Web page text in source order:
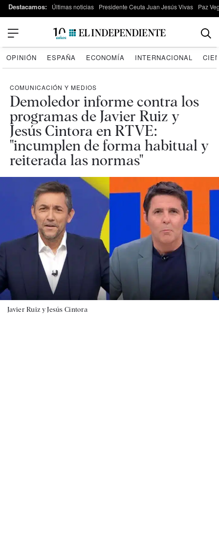
Destacamos: Últimas noticias Presidente Ceuta Juan Jesús Vivas Paz
OPINIÓN ESPAÑA ECONOMÍA INTERNACIONAL
COMUNICACIÓN Y MEDIOS
Demoledor informe contra los
programas de Javier Ruiz y
Jesús Cintora en RTVE:
"incumplen de forma habitual y
reiterada las normas"
Javier Ruiz y Jesús Cintora